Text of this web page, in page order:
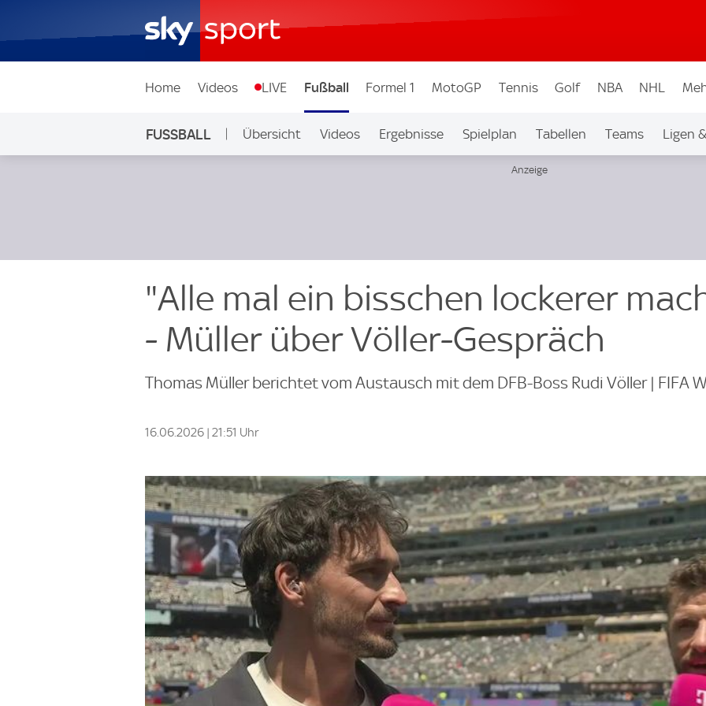
Home Videos LIVE Fußball Formel 1 MotoGP Tennis Golf NBA NHL
FUSSBALL Übersicht Videos Ergebnisse Spielplan Tabellen Teams Ligen
"Alle mal ein bisschen lockerer
- Müller über Völler-Gespräch
Thomas Müller berichtet vom Austausch mit dem DFB-Boss Rudi Völler | FIFA
16.06.2026 | 21:51 Uhr